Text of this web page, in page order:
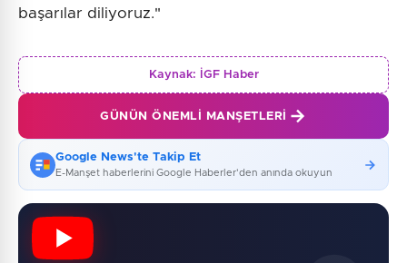
başarılar diliyoruz."
Kaynak: İGF Haber
GÜNÜN ÖNEMLI MANŞETLERI
Google News'te Takip Et
E-Manşet haberlerini Google Haberler'den anında okuyun